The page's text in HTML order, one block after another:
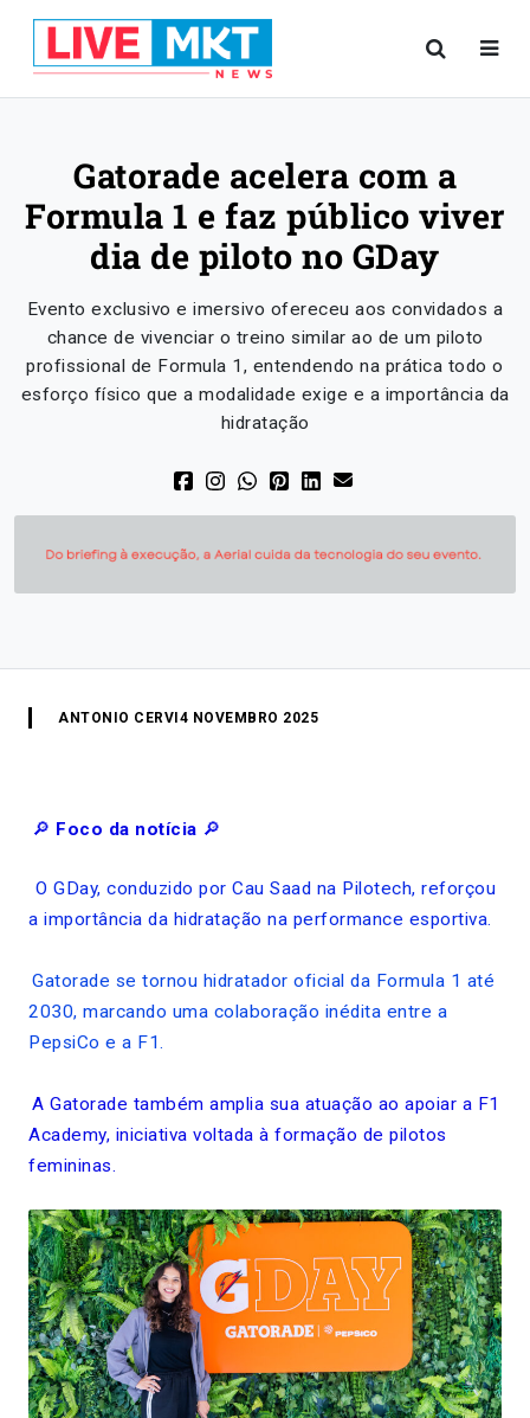
Gatorade acelera com a
Formula 1 e faz público viver
dia de piloto no GDay
Evento exclusivo e imersivo ofereceu aos convidados a
chance de vivenciar o treino similar ao de um piloto
profissional de Formula 1, entendendo na prática todo o
esforço físico que a modalidade exige e a importância da
hidratação
ANTONIO CERVI4 NOVEMBRO 2025
🔎 Foco da notícia 🔎
O GDay, conduzido por Cau Saad na Pilotech, reforçou
a importância da hidratação na performance esportiva.
Gatorade se tornou hidratador oficial da Formula 1 até
2030, marcando uma colaboração inédita entre a
PepsiCo e a F1.
A Gatorade também amplia sua atuação ao apoiar a F1
Academy, iniciativa voltada à formação de pilotos
femininas.